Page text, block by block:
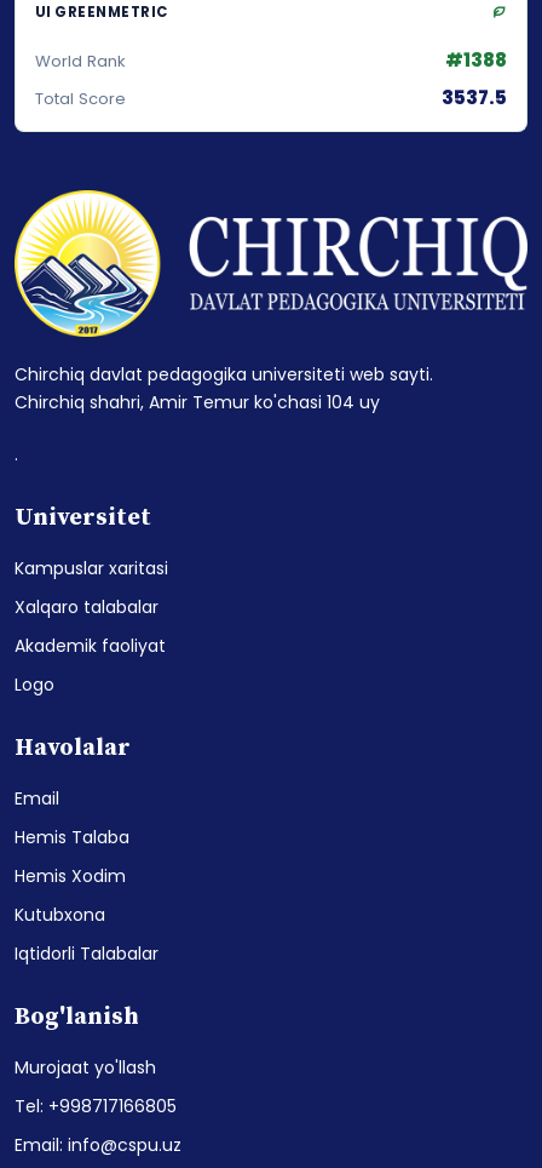
UI GREENMETRIC
World Rank #1388
Total Score 3537.5
Chirchiq davlat pedagogika universiteti web sayti.
Chirchiq shahri, Amir Temur ko'chasi 104 uy
.
Universitet
Kampuslar xaritasi
Xalqaro talabalar
Akademik faoliyat
Logo
Havolalar
Email
Hemis Talaba
Hemis Xodim
Kutubxona
Iqtidorli Talabalar
Bog'lanish
Murojaat yo'llash
Tel: +998717166805
Email: info@cspu.uz